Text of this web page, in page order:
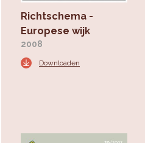
Richtschema -
Europese wijk
2008
Downloaden